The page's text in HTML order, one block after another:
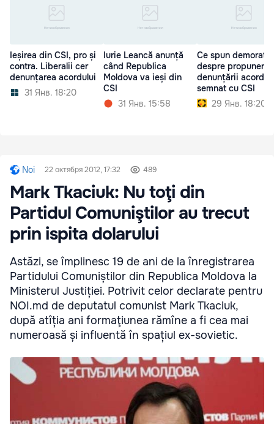
Ieșirea din CSI, pro și
contra. Liberalii cer
denunțarea acordului
31 Янв. 18:20
Iurie Leancă anunță
când Republica
Moldova va ieși din
CSI
31 Янв. 15:58
Ce spun demorațiii
despre propunerea
denunțării
semnat cu CSI
29 Янв. 18:20
Noi 22 октября 2012, 17:32 489
Mark Tkaciuk: Nu toţi din
Partidul Comuniştilor au trecut
prin ispita dolarului
Astăzi, se împlinesc 19 de ani de la înregistrarea
Partidului Comuniștilor din Republica Moldova la
Ministerul Justiției. Potrivit celor declarate pentru
NOI.md de deputatul comunist Mark Tkaciuk,
după atîția ani formaţiunea rămîne a fi cea mai
numeroasă și influentă în spațiul ex-sovietic.